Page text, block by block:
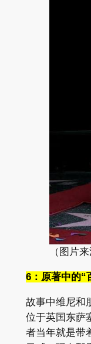
（图片
6：原著中的“
故事中维尼和
位于英国东萨
者当年就是带